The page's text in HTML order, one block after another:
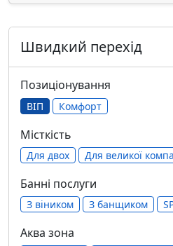
Швидкий перехід
Позиціонування
ВІП Комфорт
Місткість
Для двох Для великої
Банні послуги
З віником З банщиком
Аква зона